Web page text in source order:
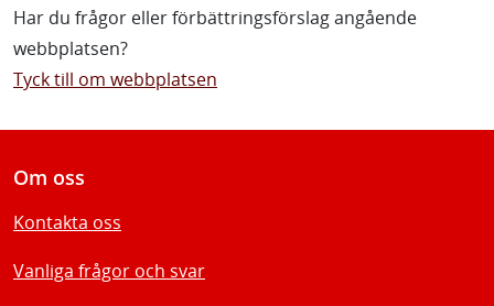
Har du frågor eller förbättringsförslag angående
webbplatsen?
Tyck till om webbplatsen
Om oss
Kontakta oss
Vanliga frågor och svar